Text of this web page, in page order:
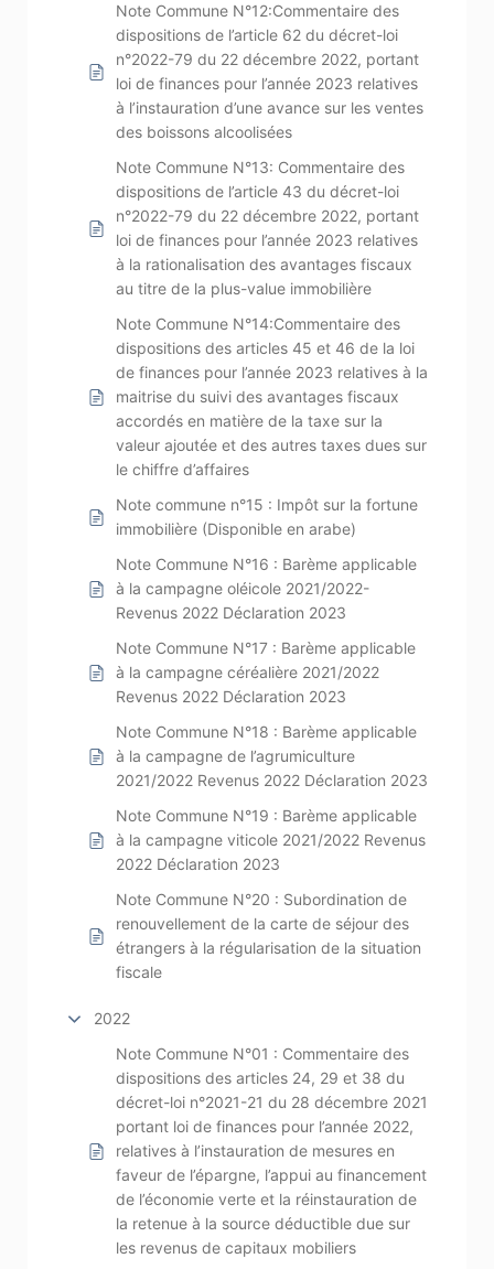
Note Commune N°12:Commentaire des
dispositions de l’article 62 du décret-loi
n°2022-79 du 22 décembre 2022, portant
loi de finances pour l’année 2023 relatives
à l’instauration d’une avance sur les ventes
des boissons alcoolisées
Note Commune N°13: Commentaire des
dispositions de l’article 43 du décret-loi
n°2022-79 du 22 décembre 2022, portant
loi de finances pour l’année 2023 relatives
à la rationalisation des avantages fiscaux
au titre de la plus-value immobilière
Note Commune N°14:Commentaire des
dispositions des articles 45 et 46 de la loi
de finances pour l’année 2023 relatives à la
maitrise du suivi des avantages fiscaux
accordés en matière de la taxe sur la
valeur ajoutée et des autres taxes dues sur
le chiffre d’affaires
Note commune n°15 : Impôt sur la fortune
immobilière (Disponible en arabe)
Note Commune N°16 : Barème applicable
à la campagne oléicole 2021/2022-
Revenus 2022 Déclaration 2023
Note Commune N°17 : Barème applicable
à la campagne céréalière 2021/2022
Revenus 2022 Déclaration 2023
Note Commune N°18 : Barème applicable
à la campagne de l’agrumiculture
2021/2022 Revenus 2022 Déclaration 2023
Note Commune N°19 : Barème applicable
à la campagne viticole 2021/2022 Revenus
2022 Déclaration 2023
Note Commune N°20 : Subordination de
renouvellement de la carte de séjour des
étrangers à la régularisation de la situation
fiscale
2022
Note Commune N°01 : Commentaire des
dispositions des articles 24, 29 et 38 du
décret-loi n°2021-21 du 28 décembre 2021
portant loi de finances pour l’année 2022,
relatives à l’instauration de mesures en
faveur de l’épargne, l’appui au financement
de l’économie verte et la réinstauration de
la retenue à la source déductible due sur
les revenus de capitaux mobiliers